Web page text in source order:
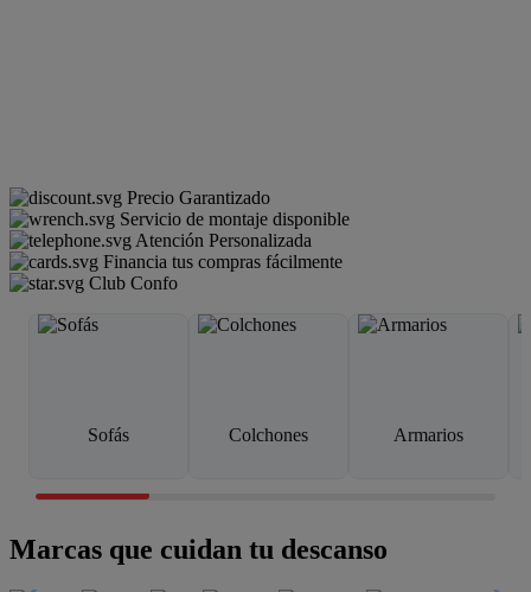
Precio Garantizado
Servicio de montaje disponible
Atención Personalizada
Financia tus compras fácilmente
Club Confo
Sofás Colchones Armarios
Marcas que cuidan tu descanso